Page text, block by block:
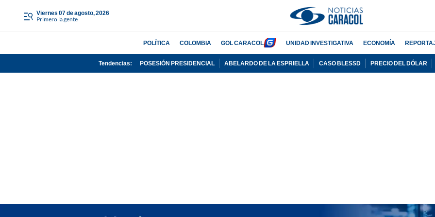
viernes 07 de agosto, 2026
Primero la gente
POLÍTICA COLOMBIA GOL CARACOL UNIDAD INVESTIGATIVA ECONOMÍA
Tendencias: POSESIÓN PRESIDENCIAL ABELARDO DE LA ESPRIELLA CASO BLESSD PRECIO DEL DÓLAR